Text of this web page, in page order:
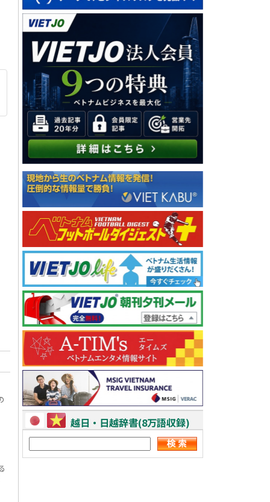
越日・日越辞書(8万語収録)